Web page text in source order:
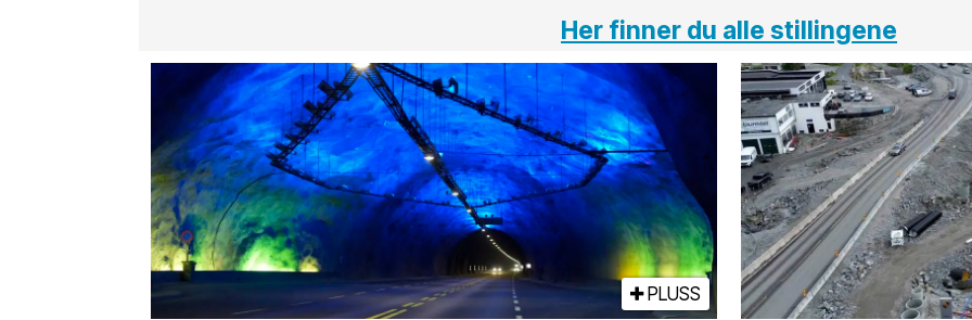
Her finner du alle stillingene
PLUSS